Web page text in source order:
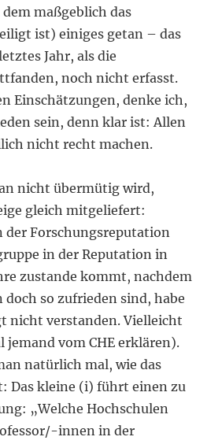
maßgeblich das
ist) einiges getan – das
Jahr, als die
noch nicht erfasst.
Einschätzungen, denke ich,
sein, denn klar ist: Allen
nicht recht machen.
nicht übermütig wird,
gleich mitgeliefert:
der Forschungsreputation
in der Reputation in
zustande kommt, nachdem
doch so zufrieden sind, habe
nicht verstanden. Vielleicht
jemand vom CHE erklären).
natürlich mal, wie das
Das kleine (i) führt einen zu
„Welche Hochschulen
innen in der